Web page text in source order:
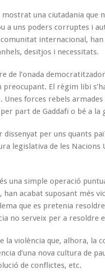
una ciutadania que
a uns poders corruptes i
internacional,
desitjos i necessitats.
de l’onada
preocupant. El règim libi
Unes forces rebels
part de Gaddafi o bé a la
dissenyat per uns quants
legislativa de les Nacions
és una simple operació
han acabat suposant més
que es pretenia
no serveix per a resoldre
la violència que, alhora, la
d’una nova cultura de
de conflictes, etc.